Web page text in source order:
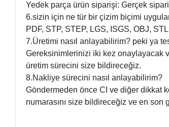
Yedek parça ürün siparişi: Gerçek
6.sizin için ne tür bir çizim biçimi
PDF, STP, STEP, LGS, ISGS, OBJ,
7.Üretimi nasıl anlayabilirim? peki ya
Gereksinimlerinizi iki kez onaylayacak
üretim sürecini size bildireceğiz.
8.Nakliye sürecini nasıl anlayabilirim?
Göndermeden önce CI ve diğer dikkat
numarasını size bildireceğiz ve en